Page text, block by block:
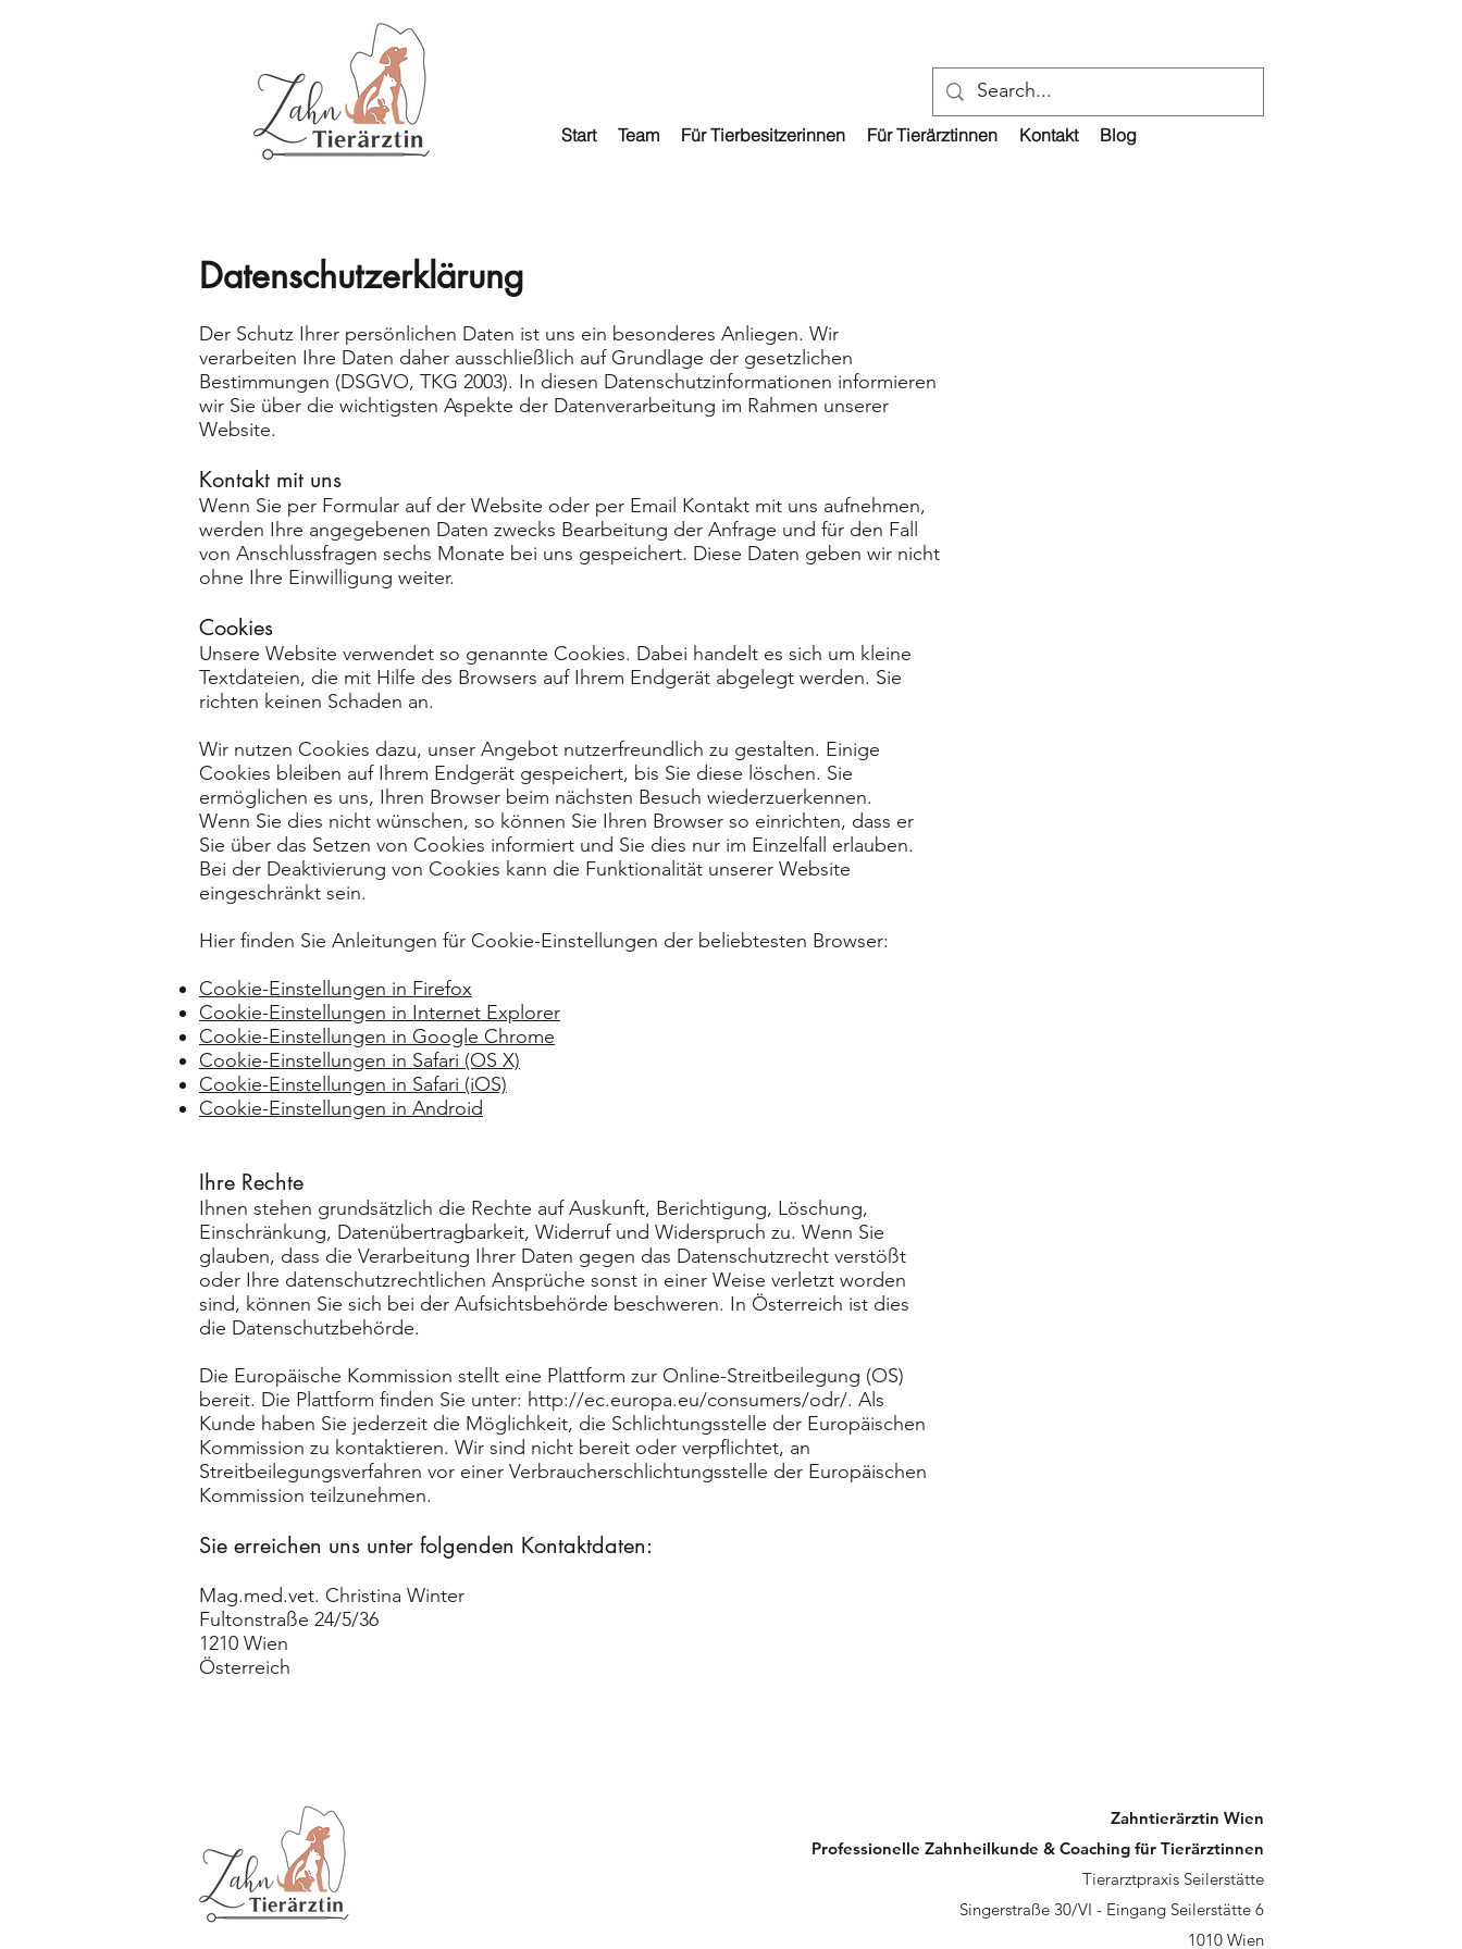
Start Team Für Tierbesitzerinnen Für Tierärztinnen Kontakt Blog
Datenschutzerklärung​
Der Schutz Ihrer persönlichen Daten ist uns ein besonderes Anliegen. Wir
verarbeiten Ihre Daten daher ausschließlich auf Grundlage der gesetzlichen
Bestimmungen (DSGVO, TKG 2003). In diesen Datenschutzinformationen informieren
wir Sie über die wichtigsten Aspekte der Datenverarbeitung im Rahmen unserer
Website.
Kontakt mit uns
Wenn Sie per Formular auf der Website oder per Email Kontakt mit uns aufnehmen,
werden Ihre angegebenen Daten zwecks Bearbeitung der Anfrage und für den Fall
von Anschlussfragen sechs Monate bei uns gespeichert. Diese Daten geben wir nicht
ohne Ihre Einwilligung weiter.
Cookies
Unsere Website verwendet so genannte Cookies. Dabei handelt es sich um kleine
Textdateien, die mit Hilfe des Browsers auf Ihrem Endgerät abgelegt werden. Sie
richten keinen Schaden an.
Wir nutzen Cookies dazu, unser Angebot nutzerfreundlich zu gestalten. Einige
Cookies bleiben auf Ihrem Endgerät gespeichert, bis Sie diese löschen. Sie
ermöglichen es uns, Ihren Browser beim nächsten Besuch wiederzuerkennen.
Wenn Sie dies nicht wünschen, so können Sie Ihren Browser so einrichten, dass er
Sie über das Setzen von Cookies informiert und Sie dies nur im Einzelfall erlauben.
Bei der Deaktivierung von Cookies kann die Funktionalität unserer Website
eingeschränkt sein.
Hier finden Sie Anleitungen für Cookie-Einstellungen der beliebtesten Browser:
Cookie-Einstellungen in Firefox
Cookie-Einstellungen in Internet Explorer
Cookie-Einstellungen in Google Chrome
Cookie-Einstellungen in Safari (OS X)
Cookie-Einstellungen in Safari (iOS)
Cookie-Einstellungen in Android
Ihre Rechte
Ihnen stehen grundsätzlich die Rechte auf Auskunft, Berichtigung, Löschung,
Einschränkung, Datenübertragbarkeit, Widerruf und Widerspruch zu. Wenn Sie
glauben, dass die Verarbeitung Ihrer Daten gegen das Datenschutzrecht verstößt
oder Ihre datenschutzrechtlichen Ansprüche sonst in einer Weise verletzt worden
sind, können Sie sich bei der Aufsichtsbehörde beschweren. In Österreich ist dies
die Datenschutzbehörde.
Die Europäische Kommission stellt eine Plattform zur Online-Streitbeilegung (OS)
bereit. Die Plattform finden Sie unter: http://ec.europa.eu/consumers/odr/. Als
Kunde haben Sie jederzeit die Möglichkeit, die Schlichtungsstelle der Europäischen
Kommission zu kontaktieren. Wir sind nicht bereit oder verpflichtet, an
Streitbeilegungsverfahren vor einer Verbraucherschlichtungsstelle der Europäischen
Kommission teilzunehmen.
Sie erreichen uns unter folgenden Kontaktdaten:
Mag.med.vet. Christina Winter
Fultonstraße 24/5/36
1210 Wien
Österreich
Zahntierärztin Wien
Professionelle Zahnheilkunde & Coaching für Tierärztinnen
Tierarztpraxis Seilerstätte
Singerstraße 30/VI - Eingang Seilerstätte 6
1010 Wien